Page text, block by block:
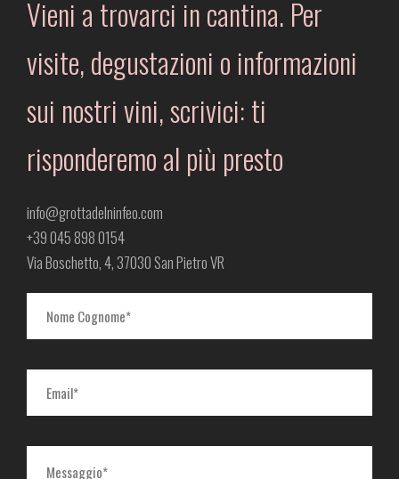
Vieni a trovarci in cantina. Per
visite, degustazioni o informazioni
sui nostri vini, scrivici: ti
risponderemo al più presto
info@grottadelninfeo.com
+39 045 898 0154
Via Boschetto, 4, 37030 San Pietro VR